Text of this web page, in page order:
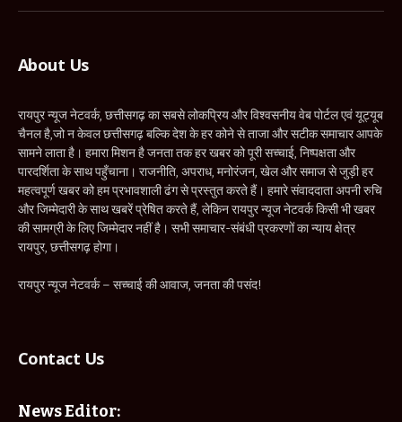
About Us
रायपुर न्यूज नेटवर्क, छत्तीसगढ़ का सबसे लोकप्रिय और विश्वसनीय वेब पोर्टल एवं यूट्यूब
चैनल है,जो न केवल छत्तीसगढ़ बल्कि देश के हर कोने से ताजा और सटीक समाचार आपके
सामने लाता है। हमारा मिशन है जनता तक हर खबर को पूरी सच्चाई, निष्पक्षता और
पारदर्शिता के साथ पहुँचाना। राजनीति, अपराध, मनोरंजन, खेल और समाज से जुड़ी हर
महत्वपूर्ण खबर को हम प्रभावशाली ढंग से प्रस्तुत करते हैं। हमारे संवाददाता अपनी रुचि
और जिम्मेदारी के साथ खबरें प्रेषित करते हैं, लेकिन रायपुर न्यूज नेटवर्क किसी भी खबर
की सामग्री के लिए जिम्मेदार नहीं है। सभी समाचार-संबंधी प्रकरणों का न्याय क्षेत्र
रायपुर, छत्तीसगढ़ होगा।
रायपुर न्यूज नेटवर्क – सच्चाई की आवाज, जनता की पसंद!
Contact Us
News Editor: